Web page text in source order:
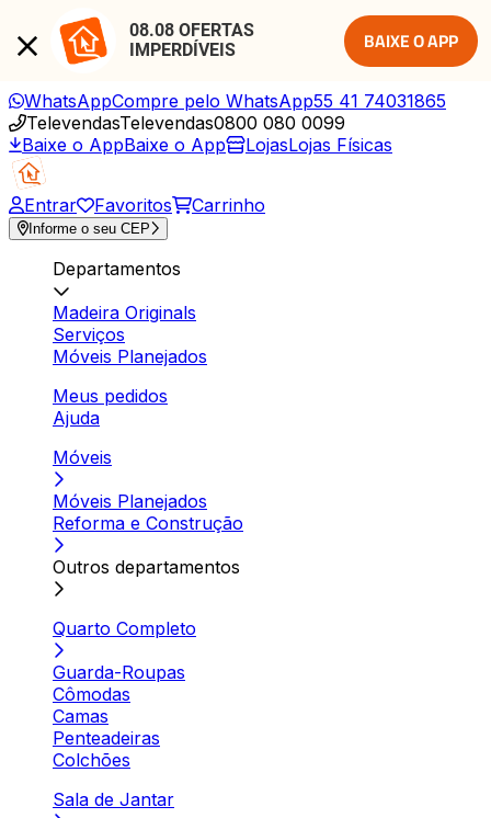
08.08 OFERTAS
IMPERDÍVEIS
BAIXE O APP
WhatsAppCompre pelo WhatsApp55 41 74031865
TelevendasTelevendas0800 080 0099
Baixe o AppBaixe o App LojasLojas Físicas
Entrar Favoritos Carrinho
Informe o seu CEP
Departamentos
Madeira Originals
Serviços
Móveis Planejados
Meus pedidos
Ajuda
Móveis
Móveis Planejados
Reforma e Construção
Outros departamentos
Quarto Completo
Guarda-Roupas
Cômodas
Camas
Penteadeiras
Colchões
Sala de Jantar